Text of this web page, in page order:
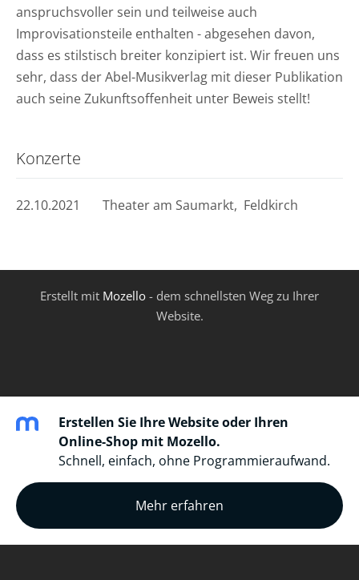
Konzerte
22.10.2021 Theater am Saumarkt, Feldkirch
anspruchsvoller sein und teilweise auch
Improvisationsteile enthalten - abgesehen davon,
dass es stilstisch breiter konzipiert ist. Wir freuen uns
sehr, dass der Abel-Musikverlag mit dieser Publikation
auch seine Zukunftsoffenheit unter Beweis stellt!
Erstellt mit Mozello - dem schnellsten Weg zu Ihrer
Website.
Erstellen Sie Ihre Website oder Ihren
Online-Shop mit Mozello.
Schnell, einfach, ohne Programmieraufwand.
Mehr erfahren